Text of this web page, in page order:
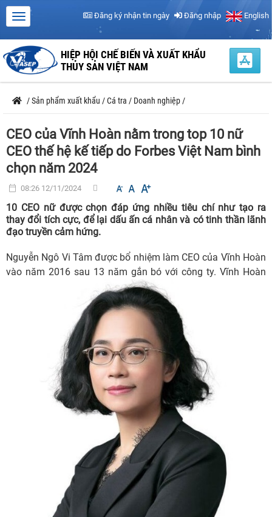
Đăng ký nhận tin ngày Đăng nhập English
HIỆP HỘI CHẾ BIẾN VÀ XUẤT KHẨU
THỦY SẢN VIỆT NAM
/Sản phẩm xuất khẩu /Cá tra / Doanh nghiệp /
CEO của Vĩnh Hoàn nằm trong top 10 nữ
CEO thế hệ kế tiếp do Forbes Việt Nam bình
chọn năm 2024
08:26 12/11/2024
10 CEO nữ được chọn đáp ứng nhiều tiêu chí như tạo ra
thay đổi tích cực, để lại dấu ấn cá nhân và có tinh thần lãnh
đạo truyền cảm hứng.
Nguyễn Ngô Vi Tâm được bổ nhiệm làm CEO của Vĩnh Hoàn
vào năm 2016 sau 13 năm gắn bóvới công ty. Vĩnh Hoàn